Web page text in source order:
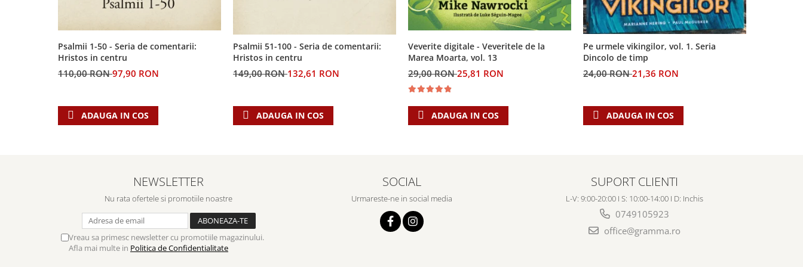
Psalmii 1-50 - Seria de comentarii:
Hristos in centru
110,00 RON97,90 RON
ADAUGA IN COS
Psalmii 51-100 - Seria de comentarii:
Hristos in centru
149,00 RON132,61 RON
ADAUGA IN COS
Veverite digitale - Veveritele de la
Marea Moarta, vol. 13
29,00 RON25,81 RON
ADAUGA IN COS
Pe urmele vikingilor, vol. 1. Seria
Dincolo de timp
24,00 RON21,36 RON
ADAUGA IN COS
NEWSLETTER
Nu rata ofertele si promotiile noastre
Vreau sa primesc newsletter cu promotiile magazinului.
Afla mai multe in Politica de Confidentialitate
SOCIAL
Urmareste-ne in social media
SUPORT CLIENTI
L-V: 9:00-20:00 I S: 10:00-14:00 I D: Inchis
0749105923
office@gramma.ro